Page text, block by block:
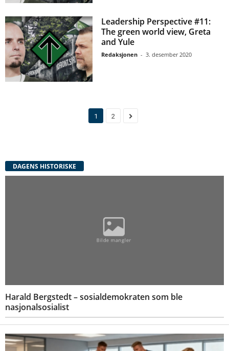
Leadership Perspective #11:
The green world view, Greta
and Yule
Redaksjonen - 3. desember 2020
1 2
DAGENS HISTORISKE
Harald Bergstedt – sosialdemokraten som ble
nasjonalsosialist